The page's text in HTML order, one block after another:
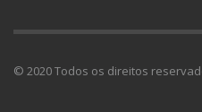
© 2020 Todos os direitos